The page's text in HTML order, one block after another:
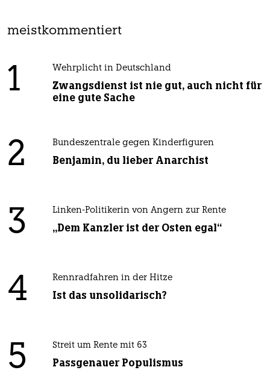
meistkommentiert
1 Wehrplicht in Deutschland
Zwangsdienst ist nie gut, auch nicht für
eine gute Sache
2 Bundeszentrale gegen Kinderfiguren
Benjamin, du lieber Anarchist
3 Linken-Politikerin von Angern zur Rente
„Dem Kanzler ist der Osten egal“
4 Rennradfahren in der Hitze
Ist das unsolidarisch?
5 Streit um Rente mit 63
Passgenauer Populismus